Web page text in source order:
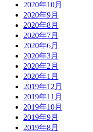
2020年10月
2020年9月
2020年8月
2020年7月
2020年6月
2020年3月
2020年2月
2020年1月
2019年12月
2019年11月
2019年10月
2019年9月
2019年8月